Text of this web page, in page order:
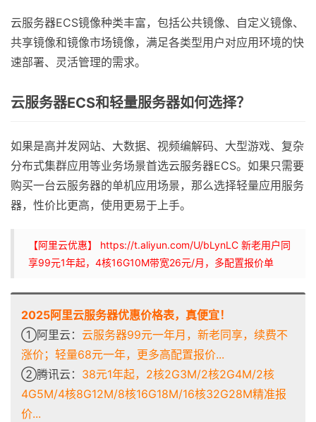
云服务器ECS镜像种类丰富，包括公共镜像、自定义镜像、
共享镜像和镜像市场镜像，满足各类型用户对应用环境的快
速部署、灵活管理的需求。
云服务器ECS和轻量服务器如何选择？
如果是高并发网站、大数据、视频编解码、大型游戏、复杂
分布式集群应用等业务场景首选云服务器ECS。如果只需要
购买一台云服务器的单机应用场景，那么选择轻量应用服务
器，性价比更高，使用更易于上手。
【阿里云优惠】 https://t.aliyun.com/U/bLynLC 新老用户同
享99元1年起，4核16G10M带宽26元/月，多配置报价单
2025阿里云服务器优惠价格表，真便宜！
①阿里云： 云服务器99元一年月，新老同享，续费不
涨价；轻量68元一年，更多高配置报价...
②腾讯云： 38元1年起，2核2G3M/2核2G4M/2核
4G5M/4核8G12M/8核16G18M/16核32G28M精准报
价...